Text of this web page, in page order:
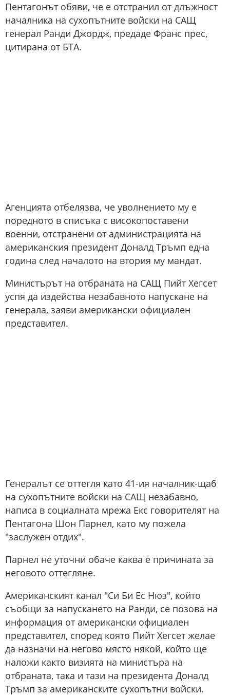
Пентагонът обяви, че е отстранил от длъжност
началника на сухопътните войски на САЩ
генерал Ранди Джордж, предаде Франс прес,
цитирана от БТА.
Агенцията отбелязва, че уволнението му е
поредното в списъка с високопоставени
военни, отстранени от администрацията на
американския президент Доналд Тръмп една
година след началото на втория му мандат.
Министърът на отбраната на САЩ Пийт Хегсет
успя да издейства незабавното напускане на
генерала, заяви американски официален
представител.
Генералът се оттегля като 41-ия началник-щаб
на сухопътните войски на САЩ незабавно,
написа в социалната мрежа Екс говорителят на
Пентагона Шон Парнел, като му пожела
"заслужен отдих".
Парнел не уточни обаче каква е причината за
неговото оттегляне.
Американският канал "Си Би Ес Нюз", който
съобщи за напускането на Ранди, се позова на
информация от американски официален
представител, според която Пийт Хегсет желае
да назначи на негово място някой, който ще
наложи както визията на министъра на
отбраната, така и тази на президента Доналд
Тръмп за американските сухопътни войски.